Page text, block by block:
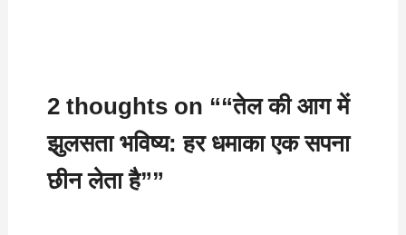
2 thoughts on ““तेल की आग में
झुलसता भविष्य: हर धमाका एक सपना
छीन लेता है””